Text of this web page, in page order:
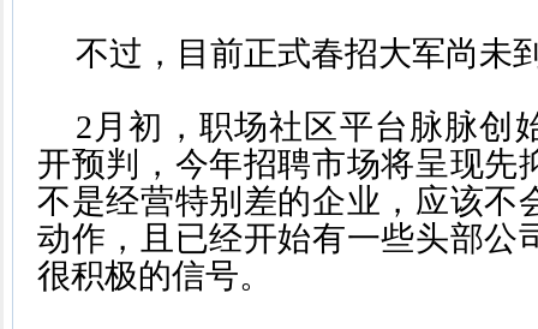
不过，目前正式春招大军尚未
2月初，职场社区平台脉脉创
开预判，今年招聘市场将呈现先
不是经营特别差的企业，应该不
动作，且已经开始有一些头部公
很积极的信号。